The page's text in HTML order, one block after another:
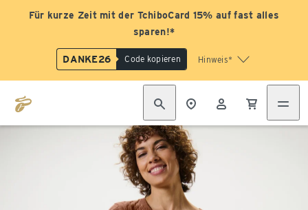
Für kurze Zeit mit der TchiboCard 15% auf fast alles
sparen!*
DANKE26 Code kopieren Hinweis*